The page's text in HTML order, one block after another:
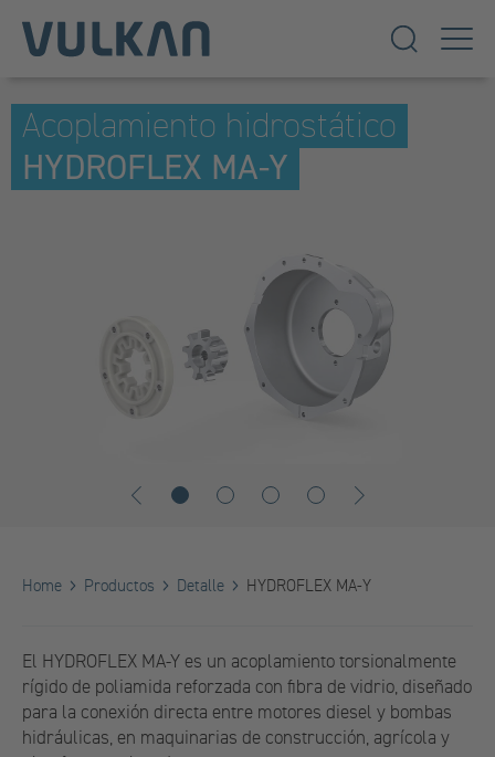
Acoplamiento hidrostático
HYDROFLEX MA-Y
Home Productos Detalle HYDROFLEX MA-Y
El HYDROFLEX MA-Y es un acoplamiento torsionalmente
rígido de poliamida reforzada con fibra de vidrio, diseñado
para la conexión directa entre motores diesel y bombas
hidráulicas, en maquinarias de construcción, agrícola y